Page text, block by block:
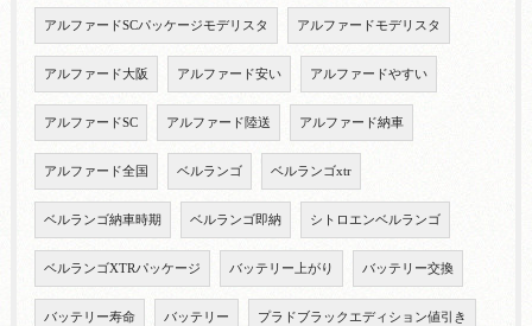
アルファードSCパッケージモデリスタ アルファードモデリスタ
アルファード大阪 アルファード安い アルファードやすい
アルファードSC アルファード陸送 アルファード納車
アルファード全国 ベルランゴ ベルランゴxtr
ベルランゴ納車時期 ベルランゴ即納 シトロエンベルランゴ
ベルランゴXTRパッケージ バッテリー上がり バッテリー交換
バッテリー寿命 バッテリー プラドブラックエディション値引き